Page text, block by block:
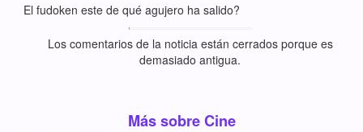
El fudoken este de qué agujero ha salido?
Los comentarios de la noticia están cerrados porque es
demasiado antigua.
Más sobre Cine